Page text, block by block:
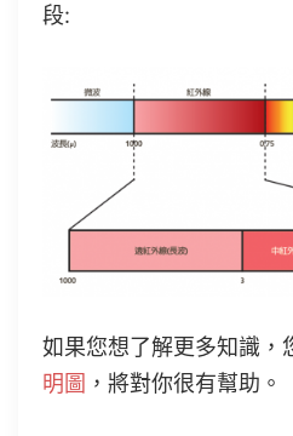
段:
如果您想了解更多知識，
明圖 ，將對你很有幫助。